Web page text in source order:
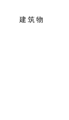
建筑物